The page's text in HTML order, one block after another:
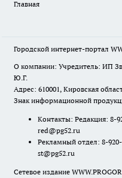
Главная
Городской интернет-портал
О компании: Учредитель: ИП
Ю.Г.
Адрес: 610001, Кировская
Знак информационной
Контакты: Редакция: 8-
red@pg52.ru
Рекламный отдел: 8-
st@pg52.ru
Сетевое издание